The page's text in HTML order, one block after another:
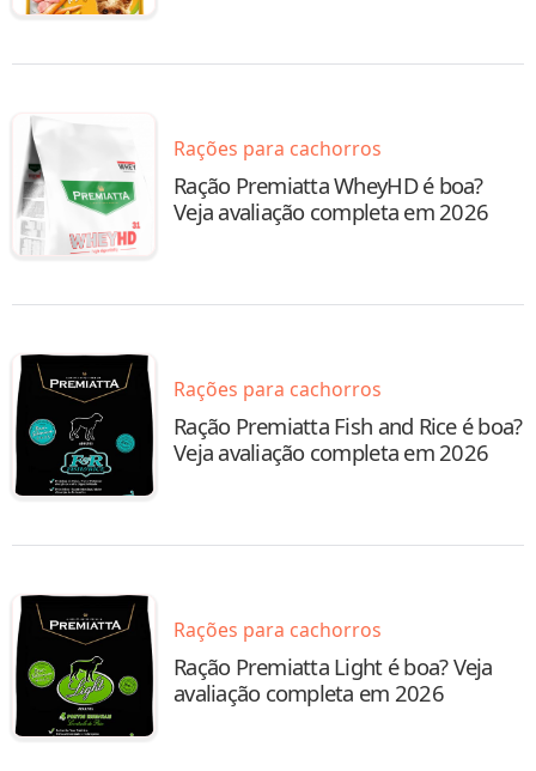
Rações para cachorros
Ração Premiatta WheyHD é boa?
Veja avaliação completa em 2026
Rações para cachorros
Ração Premiatta Fish and Rice é boa?
Veja avaliação completa em 2026
Rações para cachorros
Ração Premiatta Light é boa? Veja
avaliação completa em 2026